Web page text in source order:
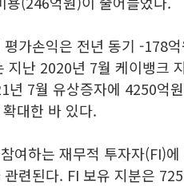
가손익은 전년 동기 -178
지난 2020년 7월 케이뱅크
년 7월 유상증자에 4250억
대한 바 있다.
여하는 재무적 투자자(FI)
련된다. FI 보유 지분은